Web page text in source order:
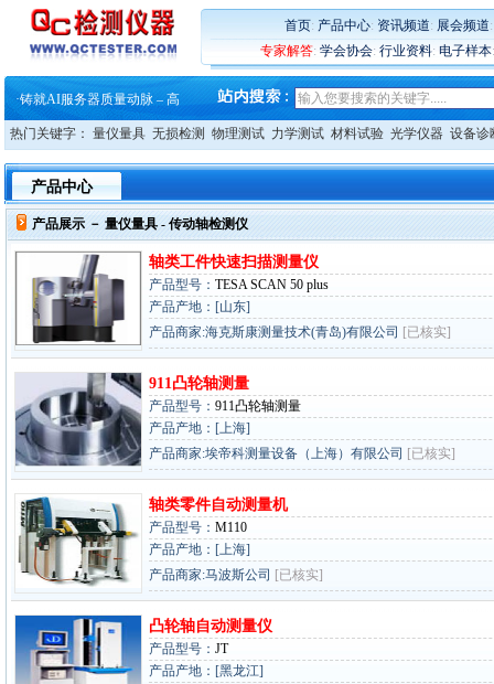
首页: 产品中心: 资讯频道: 展会频道
专家解答: 学会协会: 行业资料: 电子样本
蔡司和亿纬锂能达成战略合作
大牌云集 买家升级 ——26
蔡司软件 | 高效变形分析能
·铸就AI服务器质量动脉 – 高
·铸就AI服务器质量动脉 – 高
·ZEISS BOSELLO ADR 让内部缺
·蔡司和亿纬锂能达成战略合作
·大牌云集 买家升级 ——26
热门关键字： 量仪量具 无损检测 物理测试 力学测试 材料试验 光学仪器 设备诊
产品中心
产品展示 － 量仪量具- 传动轴检测仪
轴类工件快速扫描测量仪
产品型号： TESA SCAN 50 plus
产品产地：[山东]
产品商家:海克斯康测量技术(青岛)有限公司 [已核实]
911凸轮轴测量
产品型号： 911凸轮轴测量
产品产地：[上海]
产品商家:埃帝科测量设备（上海）有限公司 [已核实]
轴类零件自动测量机
产品型号： M110
产品产地：[上海]
产品商家:马波斯公司 [已核实]
凸轮轴自动测量仪
产品型号： JT
产品产地：[黑龙江]